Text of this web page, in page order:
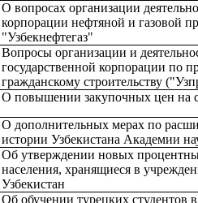
О вопросах организации
корпорации нефтяной и газовой
"Узбекнефтегаз"
Вопросы организации и
государственной корпорации по
гражданскому строительству
О повышении закупочных цен на
О дополнительных мерах по
истории Узбекистана Академии
Об утверждении новых
населения, хранящиеся в
Узбекистан
Об обучении турецких студентов